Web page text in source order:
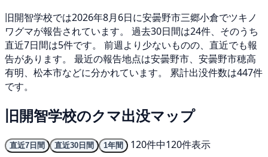
旧開智学校では2026年8月6日に安曇野市三郷小倉でツキノ
ワグマが報告されています。 過去30日間は24件、そのうち
直近7日間は5件です。 前週より少ないものの、直近でも報
告があります。 最近の報告地点は安曇野市、安曇野市穂高
有明、松本市などに分かれています。 累計出没件数は447件
です。
旧開智学校のクマ出没マップ
直近7日間 直近30日間 1年間
120件中120件表示